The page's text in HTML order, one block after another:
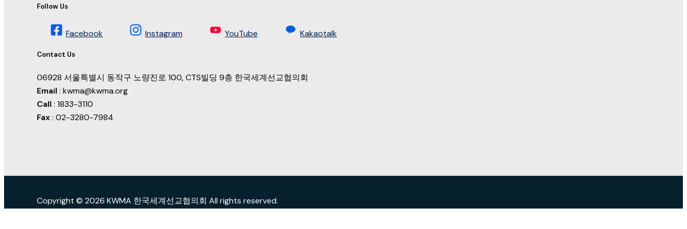
Follow Us
Facebook Instagram YouTube Kakaotalk
Contact Us
06928 서울특별시 동작구 노량진로 100, CTS빌딩 9층 한국세계선교협의회
Email : kwma@kwma.org
Call : 1833-3110
Fax: 02-3280-7984
Copyright © 2026 KWMA 한국세계선교협의회 All rights reserved.